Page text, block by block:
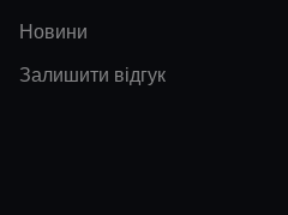
Новини
Залишити відгук